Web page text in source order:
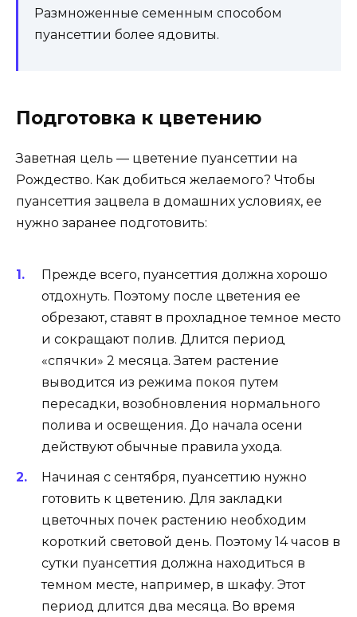
Размноженные семенным способом
пуансеттии более ядовиты.
Подготовка к цветению
Заветная цель — цветение пуансеттии на
Рождество. Как добиться желаемого? Чтобы
пуансеттия зацвела в домашних условиях, ее
нужно заранее подготовить:
Прежде всего, пуансеттия должна хорошо
отдохнуть. Поэтому после цветения ее
обрезают, ставят в прохладное темное место
и сокращают полив. Длится период
«спячки» 2 месяца. Затем растение
выводится из режима покоя путем
пересадки, возобновления нормального
полива и освещения. До начала осени
действуют обычные правила ухода.
Начиная с сентября, пуансеттию нужно
готовить к цветению. Для закладки
цветочных почек растению необходим
короткий световой день. Поэтому 14 часов в
сутки пуансеттия должна находиться в
темном месте, например, в шкафу. Этот
период длится два месяца. Во время